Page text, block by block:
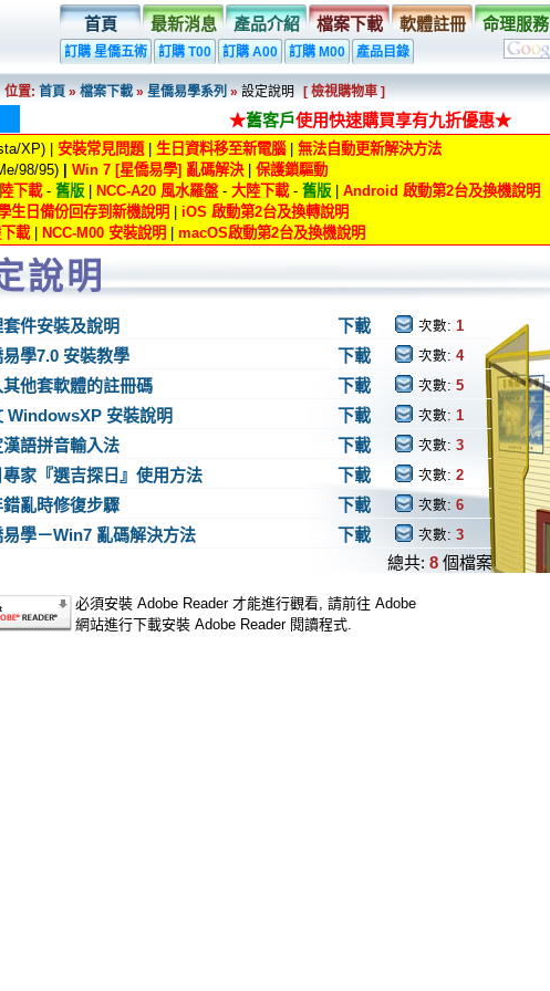
首頁 最新消息 產品介紹 檔案下載 軟體註冊 命理服務
訂購 星僑五術 訂購 T00 訂購 A00 訂購 M00 產品目錄
位置:首頁»檔案下載»星僑易學系列»設定說明 [ 檢視購物車 ]
★舊客戶使用快速購買享有九折優惠★
XP) | 安裝常見問題| 生日資料移至新電腦| 無法自動更新解決方法
98/95) Win 7 [星僑易學] 亂碼解決| 保護鎖驅動
下載- 舊版 NCC-A20 風水羅盤- 大陸下載- 舊版
Android 啟動第2台及換機說明
生日備份回存到新機說明
iOS 啟動第2台及換轉說明
載| NCC-M00 安裝說明 macOS啟動第2台及換機說明
說明
件安裝及說明 下載 次數: 1
學7.0 安裝教學 下載 次數: 4
他套軟體的註冊碼 下載 次數: 5
WindowsXP 安裝說明 下載 次數: 1
語拼音輸入法 下載 次數: 3
家『選吉探日』使用方法 下載 次數: 2
亂時修復步驟 下載 次數: 6
學－Win7 亂碼解決方法 下載 次數: 3
總共: 8 個檔案
必須安裝 Adobe Reader 才能進行觀看, 請前往 Adobe
網站進行下載安裝 Adobe Reader 閱讀程式.